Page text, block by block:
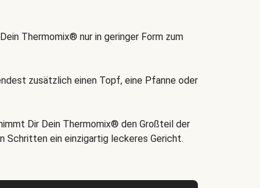
Thermomix® nur in geringer Form zum
zusätzlich einen Topf, eine Pfanne oder
Dir Dein Thermomix® den Großteil der
Schritten ein einzigartig leckeres Gericht.